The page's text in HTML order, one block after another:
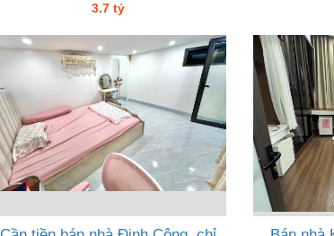
3.7 tỷ